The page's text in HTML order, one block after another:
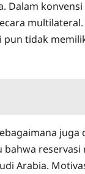
konvensi
tidak
juga
Arabia.